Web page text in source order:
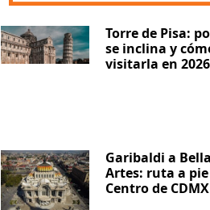
Torre de Pisa:
se inclina y
visitarla en 2026
Garibaldi a
Artes: ruta a
Centro de CDMX